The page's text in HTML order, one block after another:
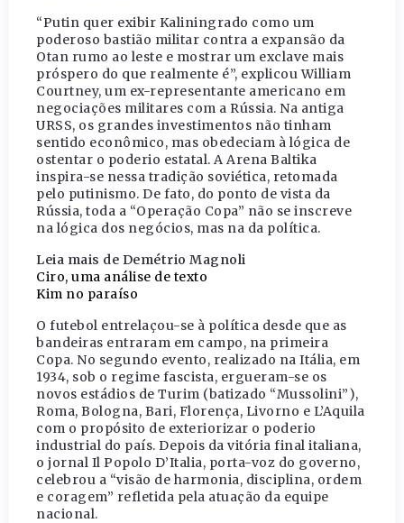
“Putin quer exibir Kaliningrado como um
poderoso bastião militar contra a expansão da
Otan rumo ao leste e mostrar um exclave mais
próspero do que realmente é”, explicou William
Courtney, um ex-representante americano em
negociações militares com a Rússia. Na antiga
URSS, os grandes investimentos não tinham
sentido econômico, mas obedeciam à lógica de
ostentar o poderio estatal. A Arena Baltika
inspira-se nessa tradição soviética, retomada
pelo putinismo. De fato, do ponto de vista da
Rússia, toda a “Operação Copa” não se inscreve
na lógica dos negócios, mas na da política.
Leia mais de Demétrio Magnoli
Ciro, uma análise de texto
Kim no paraíso
O futebol entrelaçou-se à política desde que as
bandeiras entraram em campo, na primeira
Copa. No segundo evento, realizado na Itália, em
1934, sob o regime fascista, ergueram-se os
novos estádios de Turim (batizado “Mussolini”),
Roma, Bologna, Bari, Florença, Livorno e L’Aquila
com o propósito de exteriorizar o poderio
industrial do país. Depois da vitória final italiana,
o jornal Il Popolo D’Italia, porta-voz do governo,
celebrou a “visão de harmonia, disciplina, ordem
e coragem” refletida pela atuação da equipe
nacional.